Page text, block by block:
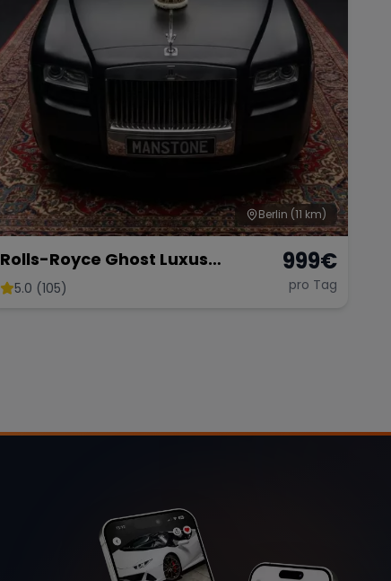
Berlin (11 km)
Rolls-Royce Ghost Luxus
Limousine mieten Hochzeit Rolls
5.0 (105)
999€
pro Tag